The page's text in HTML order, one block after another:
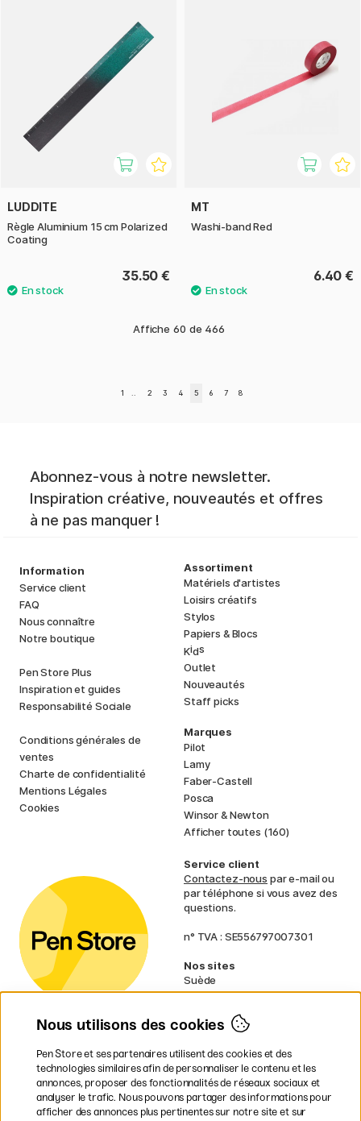
LUDDITE
Règle Aluminium 15 cm Polarized
Coating
35.50 €
MT
Washi-band Red
6.40 €
Affiche 60 de 466
1 2 3 4 5 6 7 8
Abonnez-vous à notre newsletter.
Inspiration créative, nouveautés et offres
à ne pas manquer !
Information
Service client
FAQ
Nous connaître
Notre boutique
Pen Store Plus
Inspiration et guides
Responsabilité Sociale
Conditions générales de
ventes
Charte de confidentialité
Mentions Légales
Cookies
Assortiment
Matériels d'artistes
Loisirs créatifs
Stylos
Papiers & Blocs
Kids
Outlet
Nouveautés
Staff picks
Marques
Pilot
Lamy
Faber-Castell
Posca
Winsor & Newton
Afficher toutes (160)
Service client
Contactez-nous par e-mail ou
par téléphone si vous avez des
questions.
n° TVA : SE556797007301
Nos sites
Suède
Norvège
Finlande
Irlande
Pays-Bas
Royaume-Uni
UE
Nous utilisons des cookies
Pen Store et ses partenaires utilisent des cookies et des
technologies similaires afin de personnaliser le contenu et les
annonces, proposer des fonctionnalités de réseaux sociaux et
analyser le trafic. Nous pouvons partager des informations pour
afficher des annonces plus pertinentes sur notre site et sur